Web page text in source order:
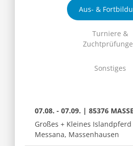
Aus- &
Turniere &
Sonstiges
07.08. - 07.09. | 85376
Großes + Kleines
Messana, Massenhausen